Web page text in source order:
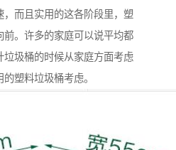
，而且实用的这各阶段里，塑
。许多的家庭可以说平均都
圾桶的时候从家庭方面考虑
塑料垃圾桶考虑。